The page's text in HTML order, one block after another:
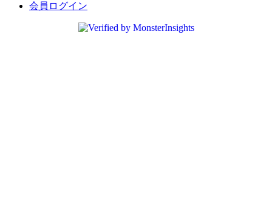
会員ログイン